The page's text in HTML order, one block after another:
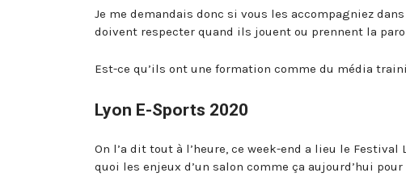
Je me demandais donc si vous les accompagniez
doivent respecter quand ils jouent ou prennent la
Est-ce qu’ils ont une formation comme du média
Lyon E-Sports 2020
On l’a dit tout à l’heure, ce week-end a lieu le
quoi les enjeux d’un salon comme ça aujourd’hui pour